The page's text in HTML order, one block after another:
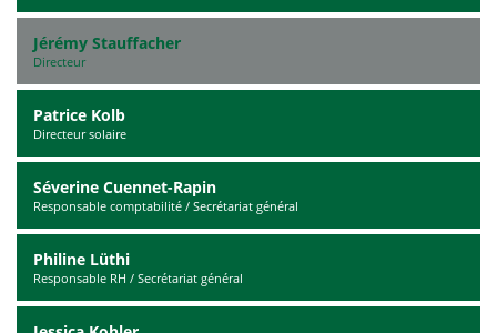
Jérémy Stauffacher
Directeur
Patrice Kolb
Directeur solaire
Séverine Cuennet-Rapin
Responsable comptabilité / Secrétariat général
Philine Lüthi
Responsable RH / Secrétariat général